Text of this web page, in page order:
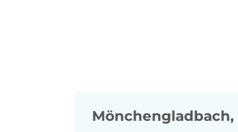
Mönchengladbach,